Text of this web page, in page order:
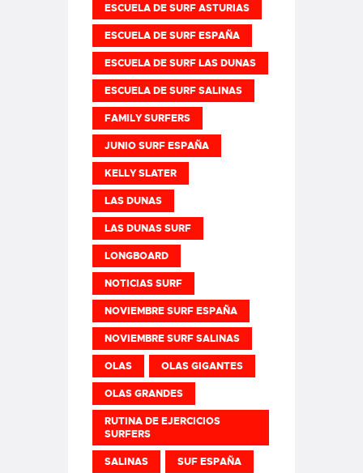
ESCUELA DE SURF ASTURIAS
ESCUELA DE SURF ESPAÑA
ESCUELA DE SURF LAS DUNAS
ESCUELA DE SURF SALINAS
FAMILY SURFERS
JUNIO SURF ESPAÑA
KELLY SLATER
LAS DUNAS
LAS DUNAS SURF
LONGBOARD
NOTICIAS SURF
NOVIEMBRE SURF ESPAÑA
NOVIEMBRE SURF SALINAS
OLAS OLAS GIGANTES
OLAS GRANDES
RUTINA DE EJERCICIOS
SURFERS
SALINAS SUF ESPAÑA